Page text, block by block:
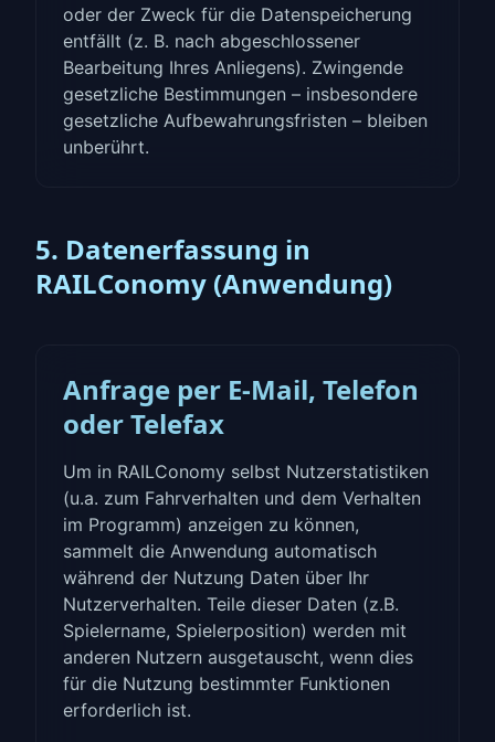
oder der Zweck für die Datenspeicherung
entfällt (z. B. nach abgeschlossener
Bearbeitung Ihres Anliegens). Zwingende
gesetzliche Bestimmungen – insbesondere
gesetzliche Aufbewahrungsfristen – bleiben
unberührt.
5. Datenerfassung in
RAILConomy (Anwendung)
Anfrage per E-Mail, Telefon
oder Telefax
Um in RAILConomy selbst Nutzerstatistiken
(u.a. zum Fahrverhalten und dem Verhalten
im Programm) anzeigen zu können,
sammelt die Anwendung automatisch
während der Nutzung Daten über Ihr
Nutzerverhalten. Teile dieser Daten (z.B.
Spielername, Spielerposition) werden mit
anderen Nutzern ausgetauscht, wenn dies
für die Nutzung bestimmter Funktionen
erforderlich ist.